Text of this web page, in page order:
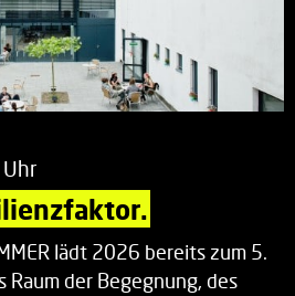
lädt 2026 bereits zum 5.
Raum der Begegnung, des